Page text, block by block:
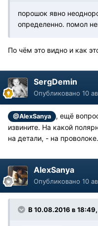
порошок явно
определенно. помол
По чём это видно и как
SergDemin
Опубликовано 10
@AlexSanya
, ещё
извините. На какой
на детали, - на
AlexSanya
Опубликовано 10
В 10.08.2016 в